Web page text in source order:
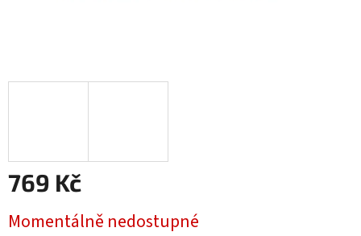
769 Kč
cena:
Momentálně nedostupné